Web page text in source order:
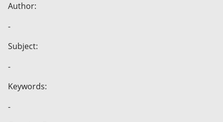
Author:
-
Subject:
-
Keywords:
-